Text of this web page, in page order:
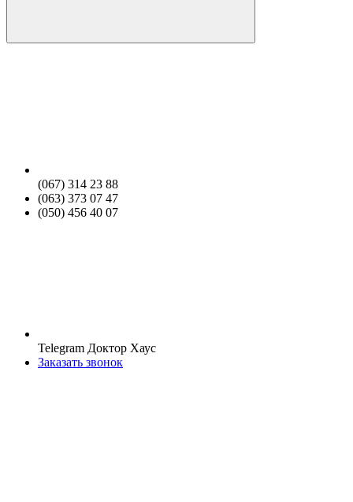
(067) 314 23 88
(063) 373 07 47
(050) 456 40 07
Telegram Доктор Хаус
Заказать звонок